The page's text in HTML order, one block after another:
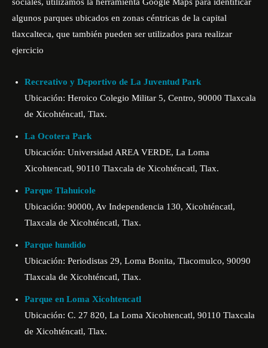
algunos parques ubicados en zonas céntricas de la capital
tlaxcalteca, que también pueden ser utilizados para realizar
ejercicio
Recreativo y Deportivo de La Juventud Park
Ubicación: Heroico Colegio Militar 5, Centro, 90000 Tlaxcala
de Xicohténcatl, Tlax.
La Ocotera Park
Ubicación: Universidad AREA VERDE, La Loma
Xicohtencatl, 90110 Tlaxcala de Xicohténcatl, Tlax.
Parque Tlahuicole
Ubicación: 90000, Av Independencia 130, Xicohténcatl,
Tlaxcala de Xicohténcatl, Tlax.
Parque hundido
Ubicación: Periodistas 29, Loma Bonita, Tlacomulco, 90090
Tlaxcala de Xicohténcatl, Tlax.
Parque en Loma Xicohtencatl
Ubicación: C. 27 820, La Loma Xicohtencatl, 90110 Tlaxcala
de Xicohténcatl, Tlax.